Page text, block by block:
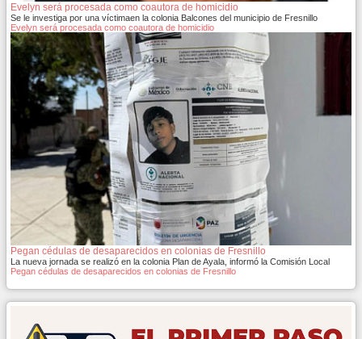
Evelyn será procesada como coautora de homicidio
Se le investiga por una víctimaen la colonia Balcones del municipio de Fresnillo
Evelyn será procesada como coautora de homicidio
Pegan cédulas de desaparecidos en colonias de Fresnillo
La nueva jornada se realizó en la colonia Plan de Ayala, informó la Comisión Local
Pegan cédulas de desaparecidos en colonias de Fresnillo